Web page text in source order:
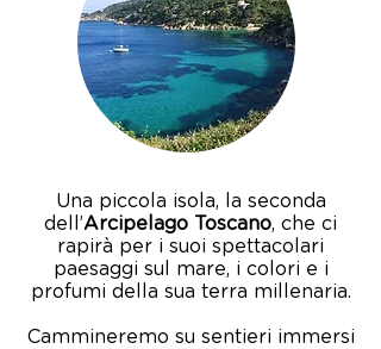
Una piccola isola, la seconda
dell’Arcipelago Toscano, che ci
rapirà per i suoi spettacolari
paesaggi sul mare, i colori e i
profumi della sua terra millenaria.
Cammineremo su sentieri immersi